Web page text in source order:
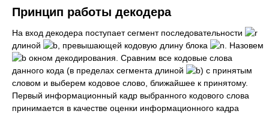
Принцип работы декодера
На вход декодера поступает сегмент последовательности
длиной
, превышающей кодовую длину блока
. Назовем
окном декодирования. Сравним все кодовые слова
данного кода (в пределах сегмента длиной
) с принятым
словом и выберем кодовое слово, ближайшее к принятому.
Первый информационный кадр выбранного кодового слова
принимается в качестве оценки информационного кадра